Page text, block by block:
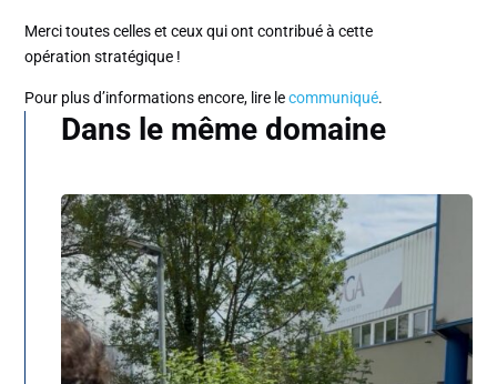
Merci toutes celles et ceux qui ont contribué à cette
opération stratégique !
Pour plus d’informations encore, lire lecommuniqué.
Dans le même domaine